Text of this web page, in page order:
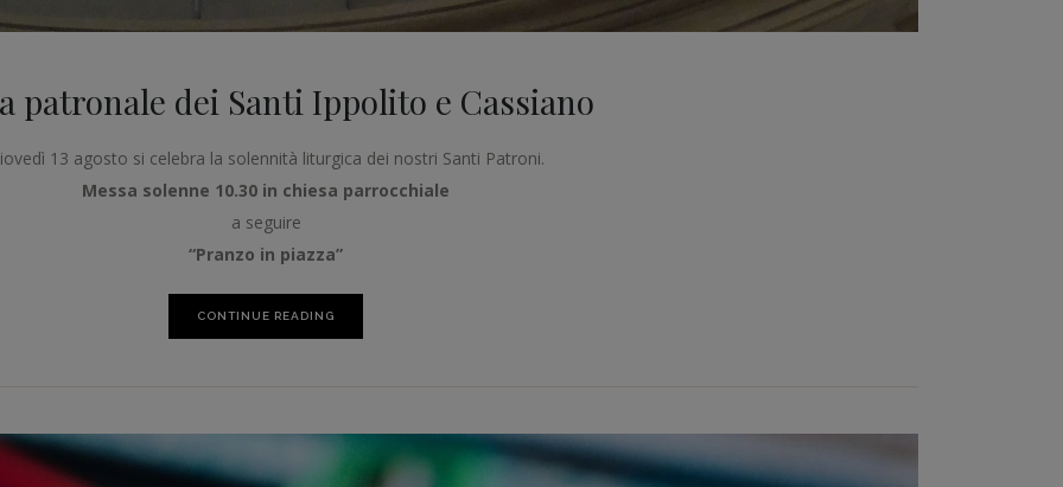
patronale dei Santi Ippolito e Cassiano
13 agosto si celebra la solennità liturgica dei nostri Santi Patroni.
Messa solenne 10.30 in chiesa parrocchiale
a seguire
“Pranzo in piazza”
CONTINUE READING